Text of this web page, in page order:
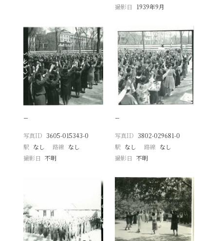
撮影日
1939年9月
−
写真ID 3605-015343-0
駅 なし 路線 なし
撮影日
不明
−
写真ID 3802-029681-0
駅 なし 路線 なし
撮影日 不明